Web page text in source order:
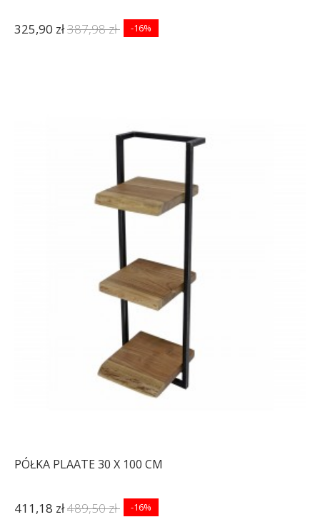
325,90 zł387,98 zł -16%
PÓŁKA PLAATE 30 X 100 CM
411,18 zł489,50 zł -16%